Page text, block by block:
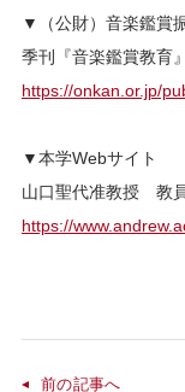
▼（公財）音楽鑑賞
季刊『音楽鑑賞教育』
https://onkan.or.jp/
▼本学Webサイト
山口聖代准教授 教
https://
前の記事へ